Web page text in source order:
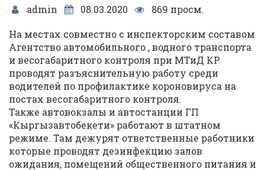
admin 08.03.2020
869 просм.
На местах совместно с инспекторским составом
Агентство автомобильного , водного транспорта
и весогабаритного контроля при МТиД КР
проводят разъяснительную работу среди
водителей по профилактике короновируса на
постах весогабаритного контроля.
Также автовокзалы и автостанции ГП
«Кыргызавтобекети» работают в штатном
режиме. Там дежурят ответственные работники
которые проводят дезинфекцию залов
ожидания, помещений общественного питания и